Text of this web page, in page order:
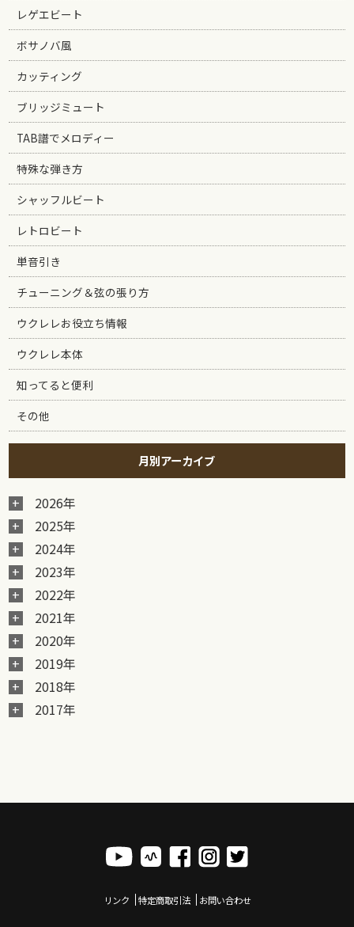
レゲエビート
ボサノバ風
カッティング
ブリッジミュート
TAB譜でメロディー
特殊な弾き方
シャッフルビート
レトロビート
単音引き
チューニング＆弦の張り方
ウクレレお役立ち情報
ウクレレ本体
知ってると便利
その他
月別アーカイブ
2026年
2025年
2024年
2023年
2022年
2021年
2020年
2019年
2018年
2017年
リンク 特定商取引法 お問い合わせ